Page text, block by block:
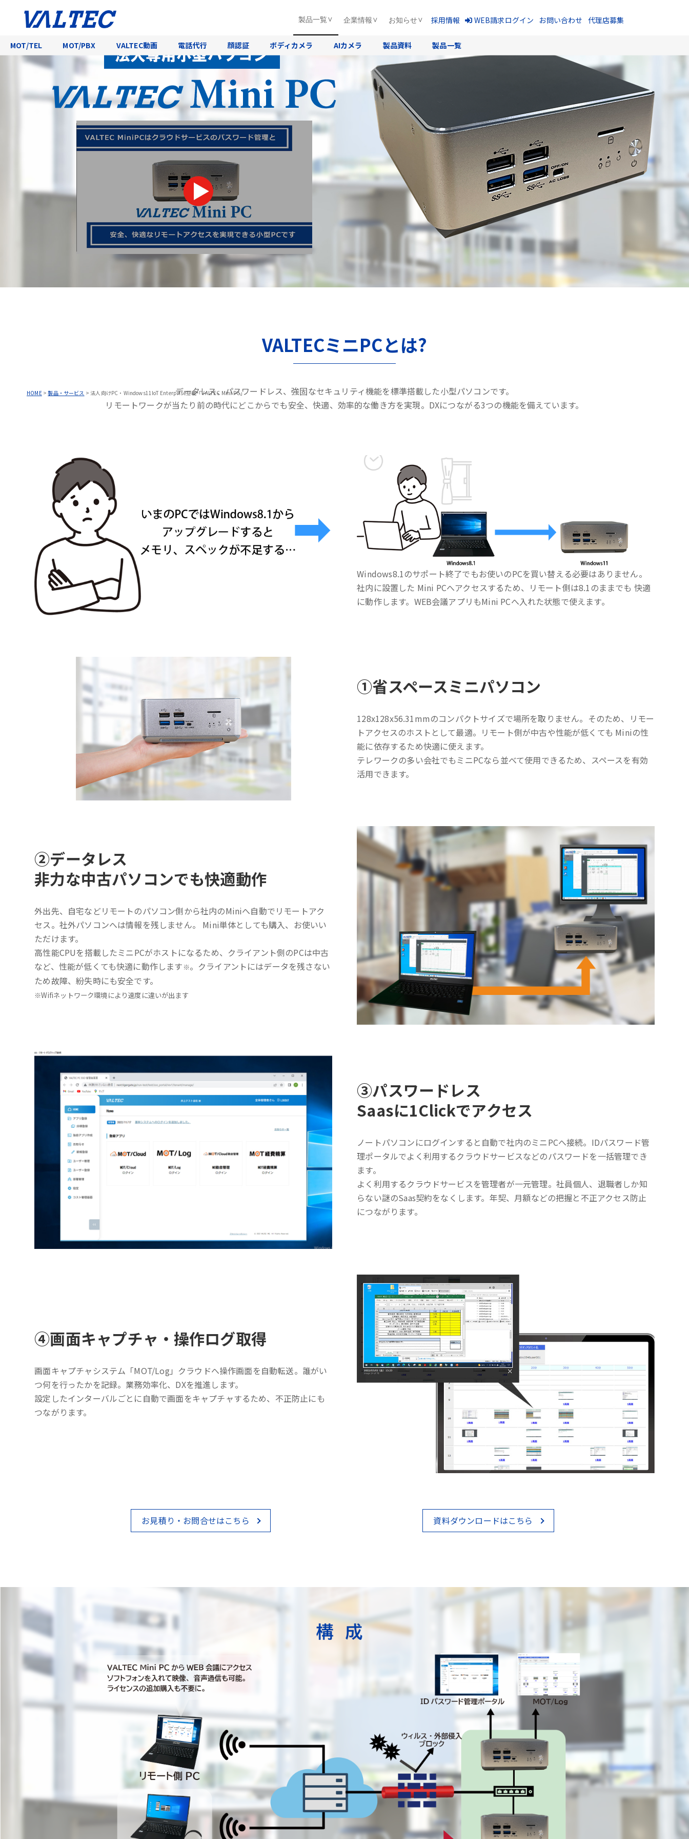
製品一覧
MOT/TEL MOT/PBX VALTEC動画 電話代行 顔認証 ボディカメラ AIカメラ 製品資料 製品一覧
企業情報 お知らせ 採用情報 WEB請求ログイン お問い合わせ 代理店募集
HOME>製品・サービス > 法人向けPC・Windows11IoT Enterprise搭載「VALTEC Mini PC」
法人向けミニPC・Windows11IoT Enterprise搭載
VALTECミニPCとは?
データレス、パスワードレス、強固なセキュリティ機能を標準搭載した小型パソコンです。
リモートワークが当たり前の時代にどこからでも安全、快適、効率的な働き方を実現。DXにつながる3つの機能を備えています。
Windows8.1のサポート終了でもお使いのPCを買い替える必要はありません。
社内に設置した Mini PCへアクセスするため、リモート側は8.1のままでも 快適
に動作します。WEB会議アプリもMini PCへ入れた状態で使えます。
①省スペースミニパソコン
128x128x56.31mmのコンパクトサイズで場所を取りません。そのため、リモー
トアクセスのホストとして最適。リモート側が中古や性能が低くても Miniの性
能に依存するため快適に使えます。
テレワークの多い会社でもミニPCなら並べて使用できるため、スペースを有効
活用できます。
②データレス
非力な中古パソコンでも快適動作
外出先、自宅などリモートのパソコン側から社内のMiniへ自動でリモートアク
セス。社外パソコンへは情報を残しません。 Mini単体としても購入、お使いい
ただけます。
高性能CPUを搭載したミニPCがホストになるため、クライアント側のPCは中古
など、性能が低くても快適に動作します ※。クライアントにはデータを残さない
ため故障、紛失時にも安全です。
※Wifiネットワーク環境により速度に違いが出ます
③パスワードレス
Saasに1Clickでアクセス
ノートパソコンにログインすると自動で社内のミニPCへ接続。IDパスワード管
理ポータルでよく利用するクラウドサービスなどのパスワードを一括管理でき
ます。
よく利用するクラウドサービスを管理者が一元管理。社員個人、退職者しか知
らない謎のSaas契約をなくします。年契、月額などの把握と不正アクセス防止
につながります。
④画面キャプチャ・操作ログ取得
画面キャプチャシステム「MOT/Log」クラウドへ操作画面を自動転送。誰がい
つ何を行ったかを記録。業務効率化、DXを推進します。
設定したインターバルごとに自動で画面をキャプチャするため、不正防止にも
つながります。
お見積り・お問合せはこちら 資料ダウンロードはこちら